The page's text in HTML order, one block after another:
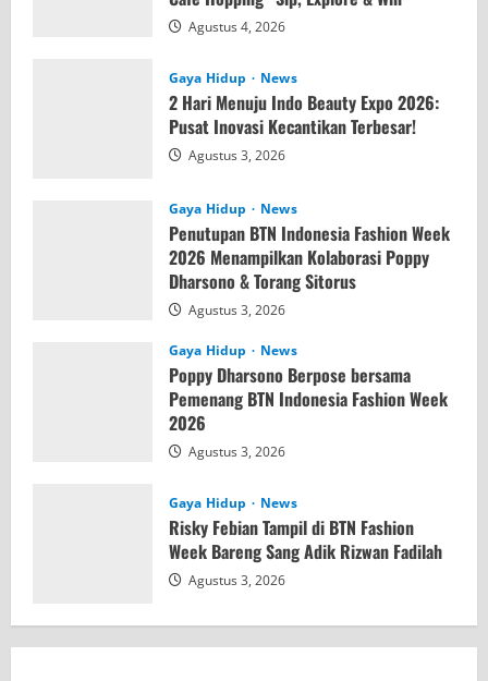
Agustus 4, 2026
Gaya Hidup News
2 Hari Menuju Indo Beauty Expo 2026:
Pusat Inovasi Kecantikan Terbesar!
Agustus 3, 2026
Gaya Hidup News
Penutupan BTN Indonesia Fashion Week
2026 Menampilkan Kolaborasi Poppy
Dharsono & Torang Sitorus
Agustus 3, 2026
Gaya Hidup News
Poppy Dharsono Berpose bersama
Pemenang BTN Indonesia Fashion Week
2026
Agustus 3, 2026
Gaya Hidup News
Risky Febian Tampil di BTN Fashion
Week Bareng Sang Adik Rizwan Fadilah
Agustus 3, 2026